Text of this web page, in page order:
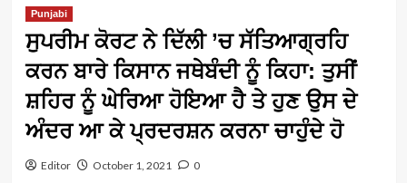
Punjabi
ਸੁਪਰੀਮ ਕੋਰਟ ਨੇ ਦਿੱਲੀ ’ਚ ਸੱਤਿਆਗ੍ਰਹਿ
ਕਰਨ ਬਾਰੇ ਕਿਸਾਨ ਜਥੇਬੰਦੀ ਨੂੰ ਕਿਹਾ: ਤੁਸੀਂ
ਸ਼ਹਿਰ ਨੂੰ ਘੇਰਿਆ ਹੋਇਆ ਹੈ ਤੇ ਹੁਣ ਉਸ ਦੇ
ਅੰਦਰ ਆ ਕੇ ਪ੍ਰਦਰਸ਼ਨ ਕਰਨਾ ਚਾਹੁੰਦੇ ਹੋ
Editor October 1, 2021 0